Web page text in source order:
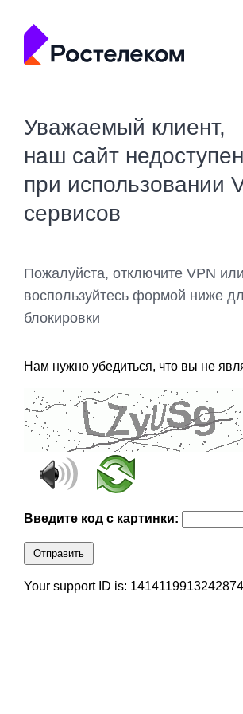
Уважаемый клиент,
наш сайт недоступен
при использовании
сервисов
Пожалуйста, отключите VPN или
воспользуйтесь формой ниже
блокировки
Нам нужно убедиться, что вы не
Введите код с картинки:
Отправить
Your support ID is: